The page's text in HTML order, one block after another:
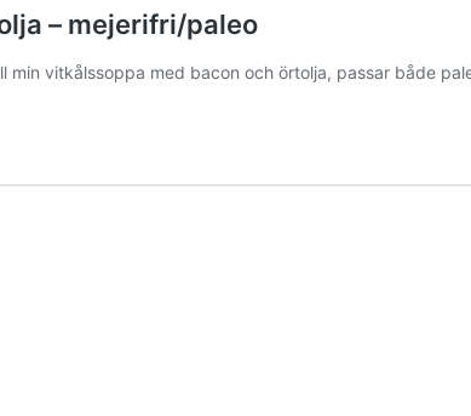
– mejerifri/paleo
min vitkålssoppa med bacon och örtolja, passar både